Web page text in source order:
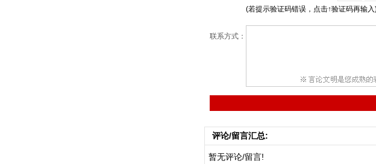
(若提示验证码错误，点击↑验证码再输入
联系方式：
评论/留言汇总:
暂无评论/留言!